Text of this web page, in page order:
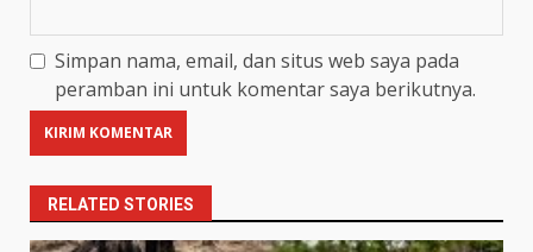
Simpan nama, email, dan situs web saya pada
peramban ini untuk komentar saya berikutnya.
RELATED STORIES